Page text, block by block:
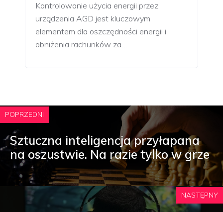
Kontrolowanie użycia energii przez
urządzenia AGD jest kluczowym
elementem dla oszczędności energii i
obniżenia rachunków za…
POPRZEDNI
Sztuczna inteligencja przyłapana
na oszustwie. Na razie tylko w grze
NASTĘPNY